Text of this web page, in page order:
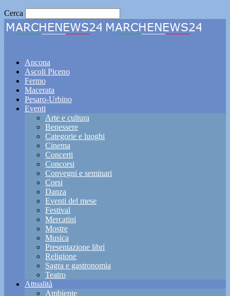
Cerca
Ancona
Ascoli Piceno
Fermo
Macerata
Pesaro-Urbino
Eventi
Arte e cultura
Benessere
Categorie e luoghi
Cinema
Concerti
Concorsi
Convegni e seminari
Corsi
Danza
Eventi del mese
Festival
Mercatini
Mostre
Musica
Presentazione libri
Religione
Sagra e gastronomia
Teatro
Attualità
Ambiente